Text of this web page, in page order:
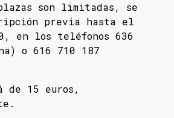
son limitadas, se
previa hasta el
en los teléfonos 636
o 616 710 187
de 15 euros,